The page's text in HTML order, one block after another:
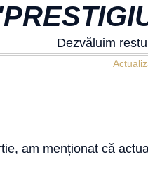
Dezvăluim
am menționat că